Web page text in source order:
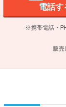
電話す
※携帯電話・
販売